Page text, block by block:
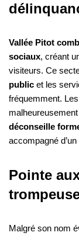
Vallée Pitot
sociaux, créant
visiteurs. Ce
public et les
fréquemment.
déconseille
accompagné
Pointe
Malgré son nom